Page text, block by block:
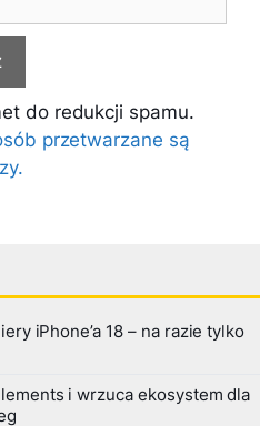
do redukcji spamu.
przetwarzane są
iPhone’a 18 – na razie tylko
i wrzuca ekosystem dla